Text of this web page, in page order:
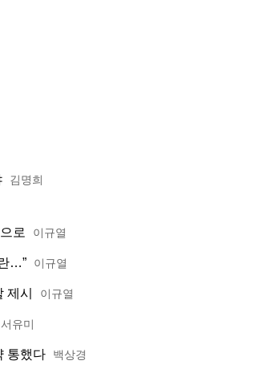
김명희
로 이규열
…” 이규열
제시 이규열
서유미
통했다 백상경